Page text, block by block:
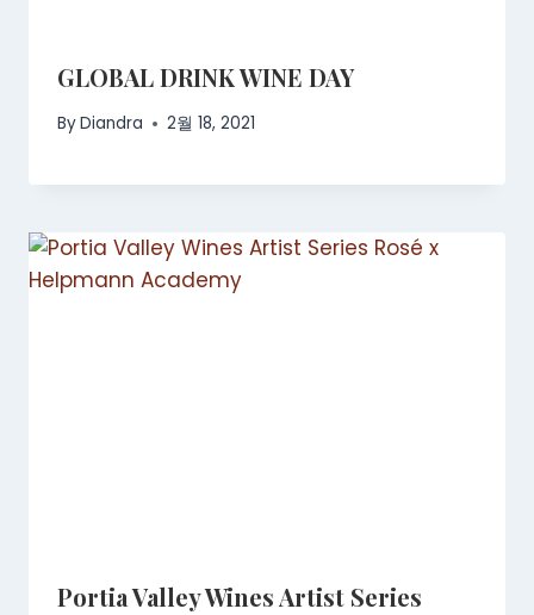
GLOBAL DRINK WINE DAY
ByDiandra 2월 18, 2021
Portia Valley Wines Artist Series